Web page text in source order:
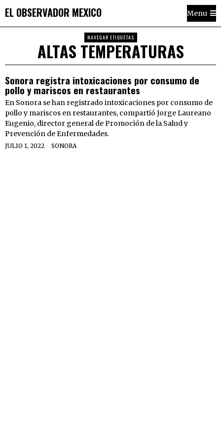
EL OBSERVADOR MEXICO Menu
NAVEGAR ETIQUETAS
ALTAS TEMPERATURAS
Sonora registra intoxicaciones por consumo de
pollo y mariscos en restaurantes
En Sonora se han registrado intoxicaciones por consumo de
pollo y mariscos en restaurantes, compartió Jorge Laureano
Eugenio, director general de Promoción de la Salud y
Prevención de Enfermedades.
JULIO 1, 2022 SONORA